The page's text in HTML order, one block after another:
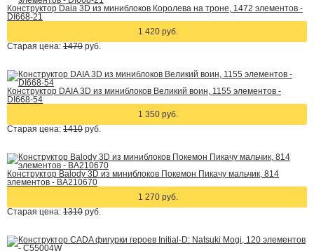
Конструктор Daia 3D из миниблоков Королева на троне, 1472 элементов -
DI668-21
1 420 руб.
Старая цена: 1470 руб.
Конструктор DAIA 3D из миниблоков Великий воин, 1155 элементов -
DI668-54
1 350 руб.
Старая цена: 1410 руб.
Конструктор Balody 3D из миниблоков Покемон Пикачу мальчик, 814
элементов - BA210670
1 270 руб.
Старая цена: 1310 руб.